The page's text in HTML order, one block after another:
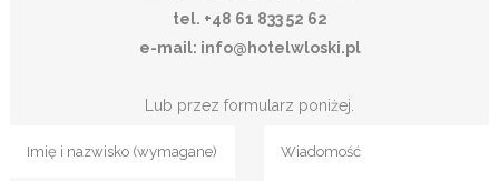
tel. +48 61 833 52 62
e-mail: info@hotelwloski.pl
Lub przez formularz poniżej.